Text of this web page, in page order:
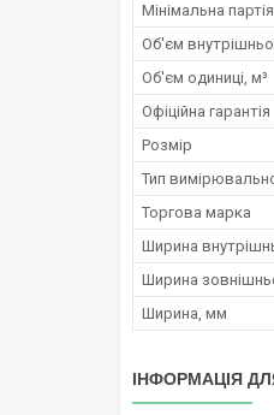
Мінімальна
Об'єм
Об'єм одиниці, м³
Офіційна гарантія
Розмір
Тип
Торгова марка
Ширина
Ширина
Ширина, мм
ІНФОРМАЦІЯ